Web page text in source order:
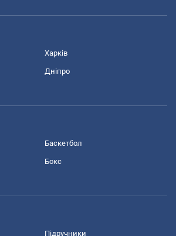
Харків
Дніпро
Баскетбол
Бокс
Підручники